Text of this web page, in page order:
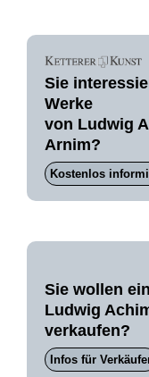
Sie
Werke
von Ludwig
Arnim?
Kostenlos
Sie wollen
Ludwig
verkaufen?
Infos für